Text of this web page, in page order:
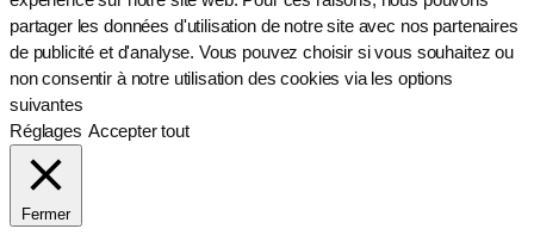
partager les données d'utilisation de notre site avec nos partenaires
de publicité et d'analyse. Vous pouvez choisir si vous souhaitez ou
non consentir à notre utilisation des cookies via les options
suivantes
Réglages Accepter tout
Fermer